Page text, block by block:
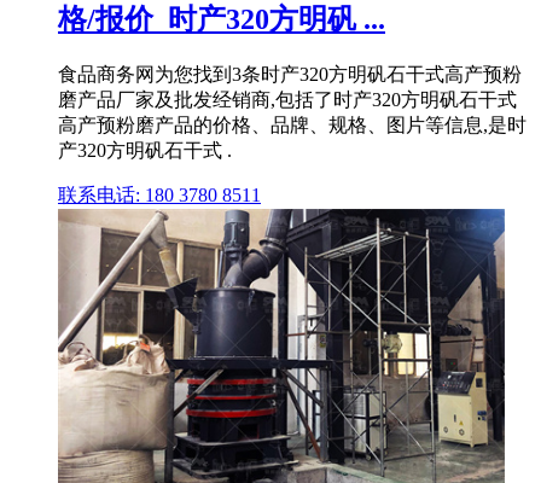
格/报价_时产320方明矾 ...
食品商务网为您找到3条时产320方明矾石干式高产预粉
磨产品厂家及批发经销商,包括了时产320方明矾石干式
高产预粉磨产品的价格、品牌、规格、图片等信息,是时
产320方明矾石干式 .
联系电话: 180 3780 8511